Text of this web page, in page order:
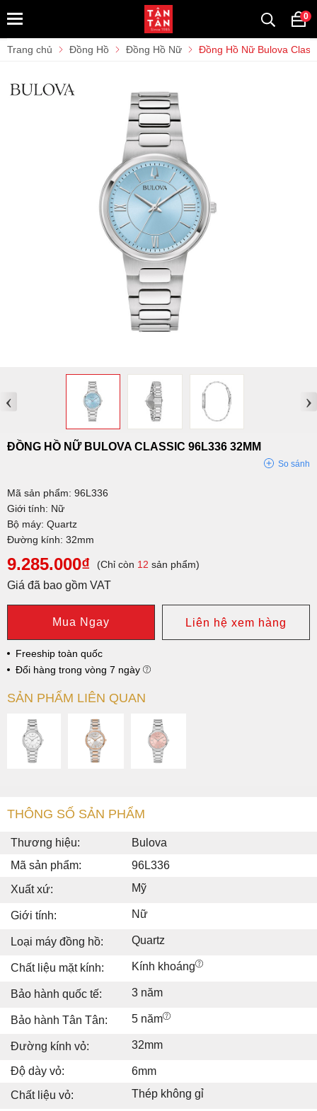
0
Trang chủ Đồng Hồ Đồng Hồ Nữ Đồng Hồ Nữ Bulova
‹ ›
ĐỒNG HỒ NỮ BULOVA CLASSIC 96L336 32MM
So sánh
Mã sản phẩm: 96L336
Giới tính: Nữ
Bộ máy: Quartz
Đường kính: 32mm
9.285.000₫ (Chỉ còn 12 sản phẩm)
Giá đã bao gồm VAT
Mua Ngay Liên hệ xem hàng
Freeship toàn quốc
Đổi hàng trong vòng 7 ngày
SẢN PHẨM LIÊN QUAN
THÔNG SỐ SẢN PHẨM
Thương hiệu:
Bulova
Mã sản phẩm:
96L336
Xuất xứ:
Mỹ
Giới tính: Nữ
Loại máy đồng hồ: Quartz
Chất liệu mặt kính: Kính khoáng
Bảo hành quốc tế: 3 năm
Bảo hành Tân Tân: 5 năm
Đường kính vỏ: 32mm
Độ dày vỏ:
6mm
Chất liệu vỏ:
Thép không gỉ